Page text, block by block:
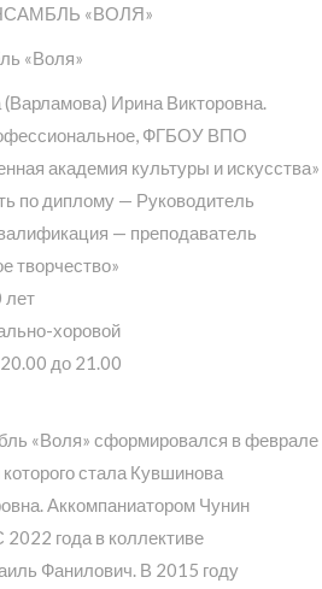
«ВОЛЯ»
«Воля»
Ирина Викторовна.
ФГБОУ ВПО
академия культуры и искусства»
по диплому — Руководитель
— преподаватель
творчество»
лет
хоровой
до 21.00
«Воля» сформировался в феврале
стала Кувшинова
Аккомпаниатором Чунин
года в коллективе
Фанилович. В 2015 году